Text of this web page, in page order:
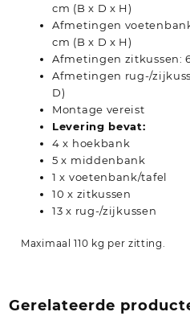
cm (B x D x H)
Afmetingen
cm (B x D x H)
Afmetingen zitkussen:
Afmetingen rug-/
D)
Montage vereist
Levering bevat:
4 x hoekbank
5 x middenbank
1 x voetenbank/tafel
10 x zitkussen
13 x rug-/zijkussen
Maximaal 110 kg per zitting.
Gerelateerde